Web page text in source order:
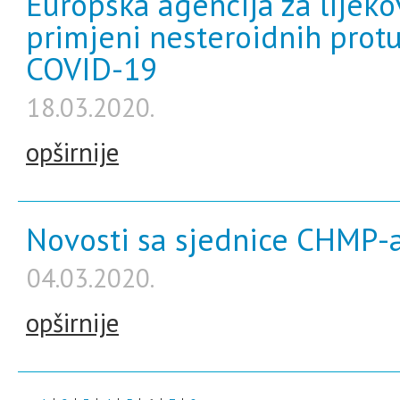
primjeni nesteroidnih
COVID-19
18.03.2020.
opširnije
Novosti sa sjednice
04.03.2020.
opširnije